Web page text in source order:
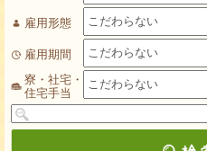
雇用形態
雇用期間
寮・社宅・
住宅手当